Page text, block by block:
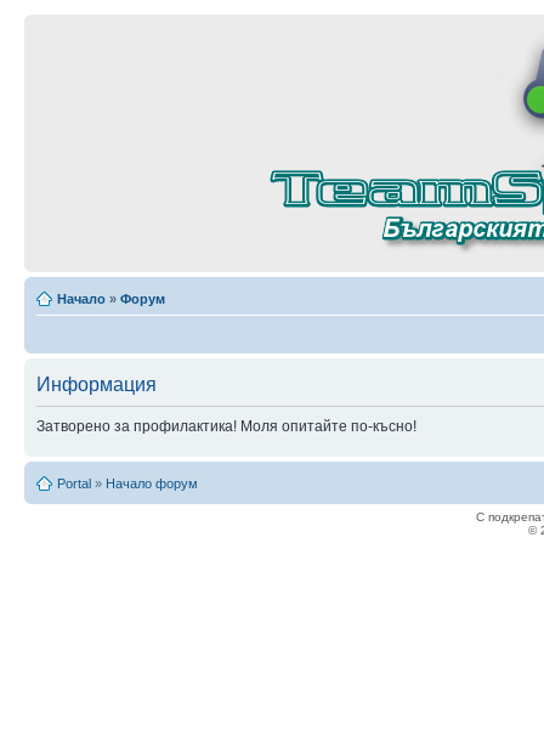
Начало » Форум
Информация
Затворено за профилактика! Моля опитайте по-късно!
Portal » Начало форум
С
©